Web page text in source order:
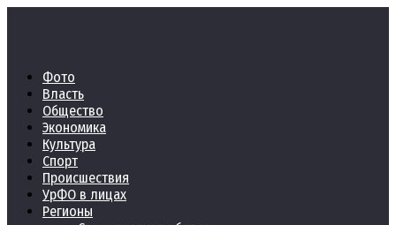
Фото
Власть
Общество
Экономика
Культура
Спорт
Происшествия
УрФО в лицах
Регионы